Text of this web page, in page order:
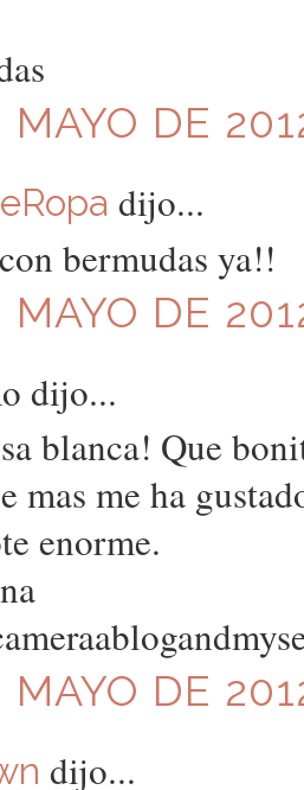
MAYO DE
dijo...
bermudas ya!!
MAYO DE
dijo...
blanca! Que
mas me ha
enorme.
MAYO DE
dijo...